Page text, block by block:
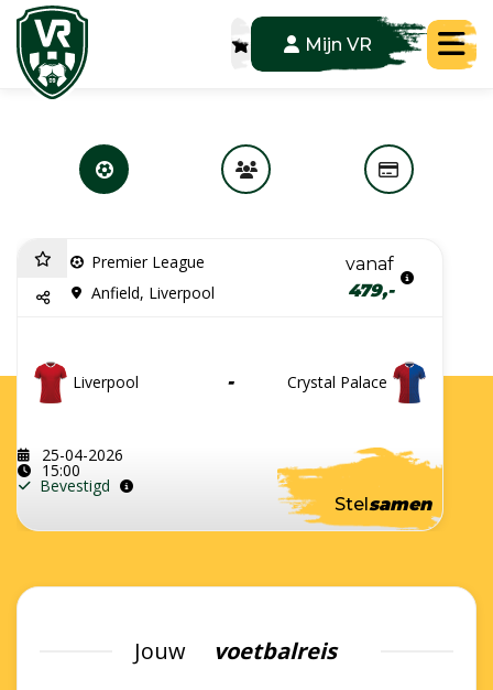
Mijn VR
Premier League
Anfield, Liverpool
vanaf
479,-
Liverpool - Crystal Palace
25-04-2026
15:00
Bevestigd
Stelsamen
Jouw voetbalreis